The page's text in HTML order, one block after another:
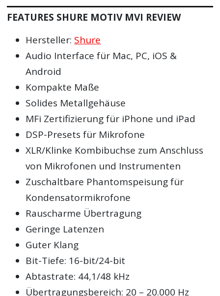
FEATURES SHURE MOTIV MVI REVIEW
Hersteller: Shure
Audio Interface für Mac, PC, iOS &
Android
Kompakte Maße
Solides Metallgehäuse
MFi Zertifizierung für iPhone und iPad
DSP-Presets für Mikrofone
XLR/Klinke Kombibuchse zum Anschluss
von Mikrofonen und Instrumenten
Zuschaltbare Phantomspeisung für
Kondensatormikrofone
Rauscharme Übertragung
Geringe Latenzen
Guter Klang
Bit-Tiefe: 16-bit/24-bit
Abtastrate: 44,1/48 kHz
Übertragungsbereich: 20 – 20.000 Hz